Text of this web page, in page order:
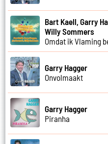
Bart Kaell, Garry
Willy Sommers
Omdat ik Vlaming
Garry Hagger
Onvolmaakt
Garry Hagger
Piranha